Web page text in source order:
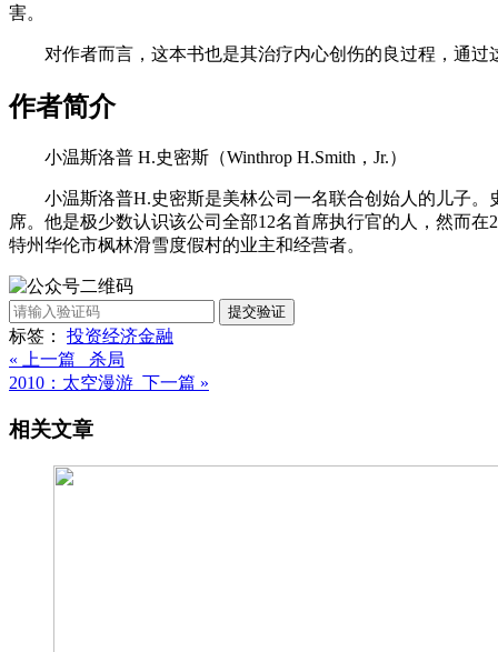
害。
对作者而言，这本书也是其治疗内心创伤的良过程，通
作者简介
小温斯洛普 H.史密斯（Winthrop H.Smith，Jr.）
小温斯洛普H.史密斯是美林公司一名联合创始人的儿子
席。他是极少数认识该公司全部12名首席执行官的人，然而
特州华伦市枫林滑雪度假村的业主和经营者。
提交验证
标签： 投资经济金融
« 上一篇 杀局
2010：太空漫游 下一篇 »
相关文章